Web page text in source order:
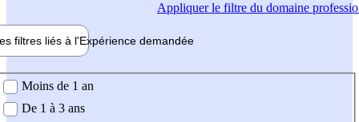
Appliquerle filtre du domaine
filtres liés à l'Expérience demandée
demandée
Moins de 1 an
De 1 à 3 ans